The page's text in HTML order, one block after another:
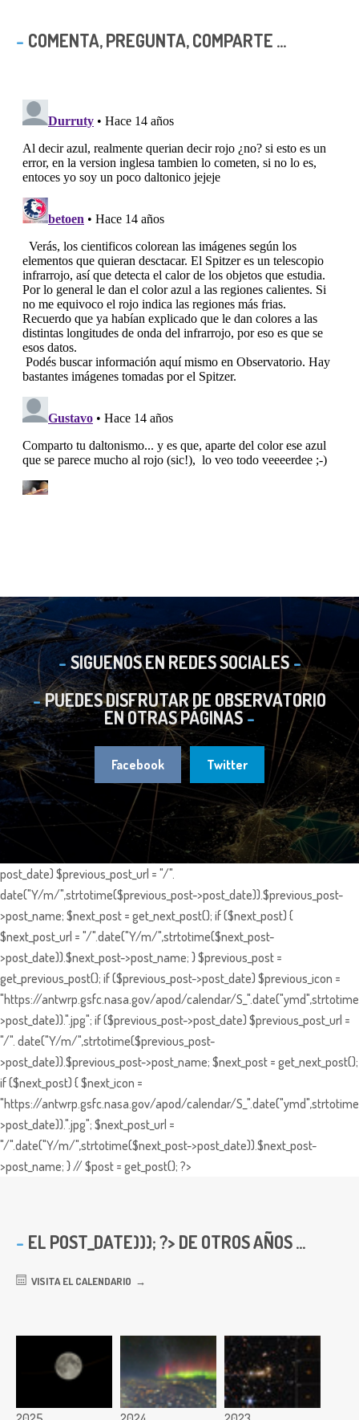
COMENTA, PREGUNTA, COMPARTE ...
SIGUENOS EN REDES SOCIALES
PUEDES DISFRUTAR DE OBSERVATORIO
EN OTRAS PÁGINAS
Facebook Twitter
post_date) $previous_post_url = "/".
date("Y/m/",strtotime($previous_post->post_date)).$previous_post-
>post_name; $next_post = get_next_post(); if ($next_post) {
$next_post_url = "/".date("Y/m/",strtotime($next_post-
>post_date)).$next_post->post_name; } $previous_post =
get_previous_post(); if ($previous_post->post_date) $previous_icon =
"https://antwrp.gsfc.nasa.gov/apod/calendar/
>post_date)).".jpg"; if ($previous_post->post_date) $previous_post_url =
"/". date("Y/m/",strtotime($previous_post-
>post_date)).$previous_post->post_name; $next_post = get_next_post();
if ($next_post) { $next_icon =
"https://antwrp.gsfc.nasa.gov/apod/calendar/
>post_date)).".jpg"; $next_post_url =
"/".date("Y/m/",strtotime($next_post->post_date)).$next_post-
>post_name; } // $post = get_post(); ?>
EL POST_DATE))); ?> DE OTROS AÑOS ...
VISITA EL CALENDARIO